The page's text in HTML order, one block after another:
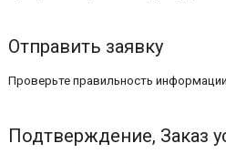
Отправить заявку
Проверьте правильность
Подтверждение, Заказ